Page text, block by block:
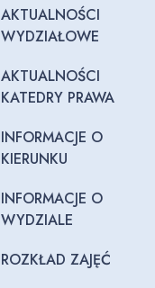
AKTUALNOŚCI
WYDZIAŁOWE
AKTUALNOŚCI
KATEDRY PRAWA
INFORMACJE O
KIERUNKU
INFORMACJE O
WYDZIALE
ROZKŁAD ZAJĘĆ